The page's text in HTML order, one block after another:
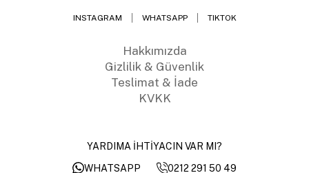
INSTAGRAM WHATSAPP TIKTOK
Hakkımızda
Gizlilik & Güvenlik
Teslimat & İade
KVKK
YARDIMA İHTİYACIN VAR MI?
WHATSAPP
0212 291 50 49